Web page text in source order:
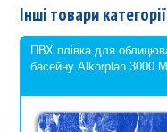
Інші товари
ПВХ плівка для
басейну Alkorplan 3000